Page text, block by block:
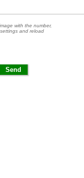
with the number,
and reload